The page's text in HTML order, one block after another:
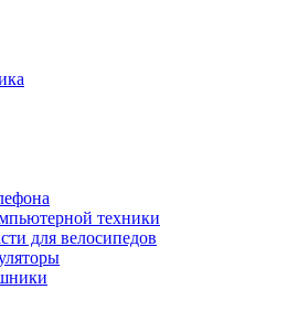
техники
для велосипедов